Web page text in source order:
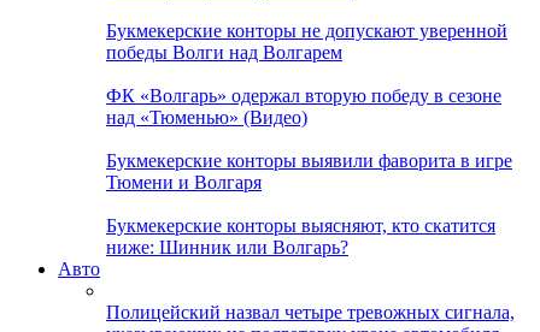
Букмекерские конторы не допускают уверенной
победы Волги над Волгарем
ФК «Волгарь» одержал вторую победу в сезоне
над «Тюменью» (Видео)
Букмекерские конторы выявили фаворита в игре
Тюмени и Волгаря
Букмекерские конторы выясняют, кто скатится
ниже: Шинник или Волгарь?
Авто
Полицейский назвал четыре тревожных сигнала,